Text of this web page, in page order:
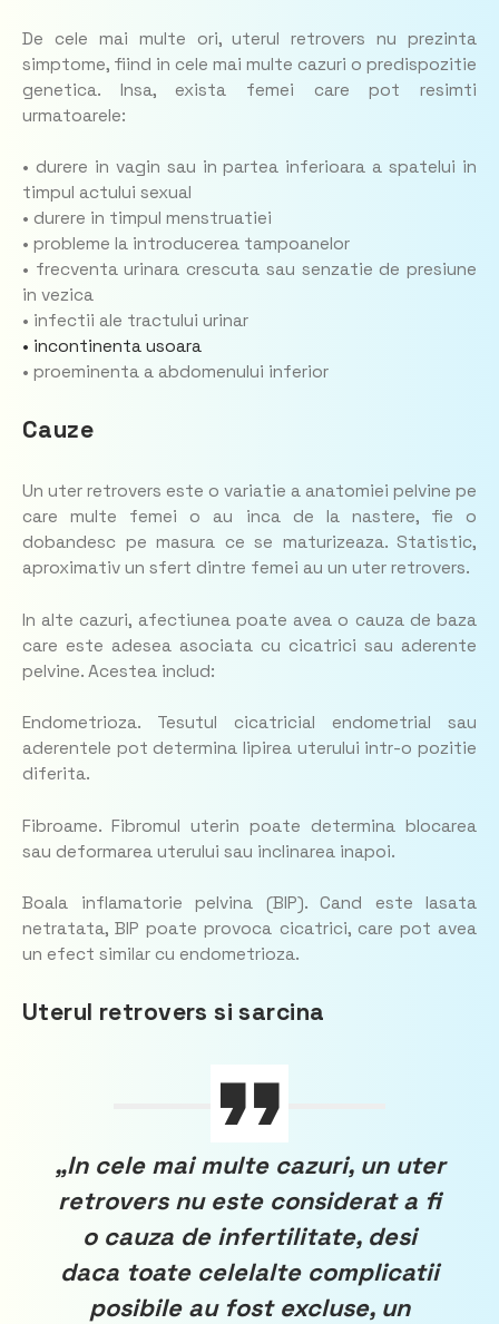
De cele mai multe ori, uterul retrovers nu prezinta
simptome, fiind in cele mai multe cazuri o predispozitie
genetica. Insa, exista femei care pot resimti
urmatoarele:
• durere in vagin sau in partea inferioara a spatelui in
timpul actului sexual
• durere in timpul menstruatiei
• probleme la introducerea tampoanelor
• frecventa urinara crescuta sau senzatie de presiune
in vezica
• infectii ale tractului urinar
• incontinenta usoara
• proeminenta a abdomenului inferior
Cauze
Un uter retrovers este o variatie a anatomiei pelvine pe
care multe femei o au inca de la nastere, fie o
dobandesc pe masura ce se maturizeaza. Statistic,
aproximativ un sfert dintre femei au un uter retrovers.
In alte cazuri, afectiunea poate avea o cauza de baza
care este adesea asociata cu cicatrici sau aderente
pelvine. Acestea includ:
Endometrioza. Tesutul cicatricial endometrial sau
aderentele pot determina lipirea uterului intr-o pozitie
diferita.
Fibroame. Fibromul uterin poate determina blocarea
sau deformarea uterului sau inclinarea inapoi.
Boala inflamatorie pelvina (BIP). Cand este lasata
netratata, BIP poate provoca cicatrici, care pot avea
un efect similar cu endometrioza.
Uterul retrovers si sarcina
„In cele mai multe cazuri, un uter
retrovers nu este considerat a fi
o cauza de infertilitate, desi
daca toate celelalte complicatii
posibile au fost excluse, un